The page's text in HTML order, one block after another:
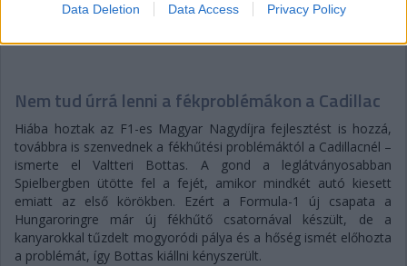
Data Deletion Data Access Privacy Policy
Nem tud úrrá lenni a fékproblémákon a Cadillac
Hiába hoztak az F1-es Magyar Nagydíjra fejlesztést is hozzá,
továbbra is szenvednek a fékhűtési problémáktól a Cadillacnél –
ismerte el Valtteri Bottas. A gond a leglátványosabban
Spielbergben ütötte fel a fejét, amikor mindkét autó kiesett
emiatt az első körökben. Ezért a Formula-1 új csapata a
Hungaroringre már új fékhűtő csatornával készült, de a
kanyarokkal tűzdelt mogyoródi pálya és a hőség ismét előhozta
a problémát, így Bottas kiállni kényszerült.